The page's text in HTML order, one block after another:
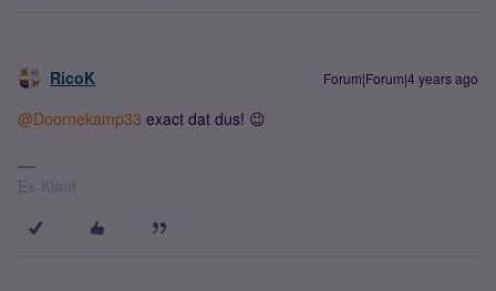
RicoK Forum|Forum|4 years ago
@Doornekamp33 exact dat dus! 😉
Ex-Klant